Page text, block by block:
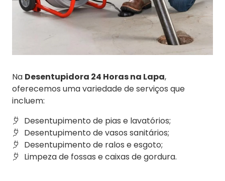
Na Desentupidora 24 Horas na Lapa,
oferecemos uma variedade de serviços que
incluem:
Desentupimento de pias e lavatórios;
Desentupimento de vasos sanitários;
Desentupimento de ralos e esgoto;
Limpeza de fossas e caixas de gordura.